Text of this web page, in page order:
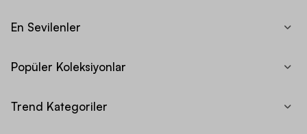
En Sevilenler
Popüler Koleksiyonlar
Trend Kategoriler